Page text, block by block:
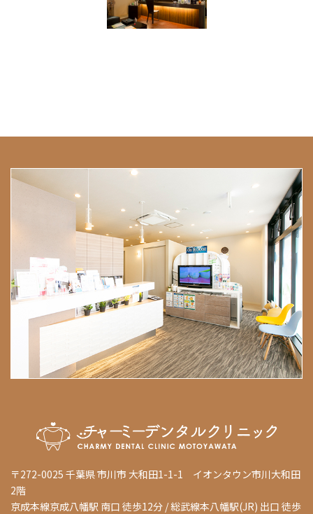
〒272-0025 千葉県 市川市 大和田1-1-1 イオンタウン市川大和田
2階
京成本線京成八幡駅 南口 徒歩12分 / 総武線本八幡駅(JR) 出口 徒歩